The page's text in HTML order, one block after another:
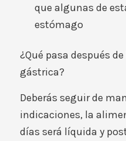
que algunas de
estómago
¿Qué pasa después
gástrica?
Deberás seguir de
indicaciones, la
días será líquida y